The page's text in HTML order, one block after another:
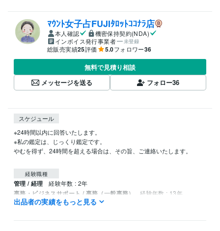
ﾏｳﾝﾄ女子占FUJIﾀﾛｯﾄｺｺﾅﾗ店
本人確認
機密保持契約(NDA)
インボイス発行事業者
未登録
総販売実績25評価 5.0フォロワー36
無料で見積り相談
メッセージを送る
フォロー36
スケジュール
※24時間以内に回答いたします。
※私の鑑定は、じっくり鑑定です。
やむを得ず、24時間を超える場合は、その旨、ご連絡いたします。
経験職種
管理 / 経理 経験年数 : 2年
事務・ビジネスサポート / 事務（一般事務） 経験年数 : 13年
ライフスタイル・その他 / 占い師
ライフスタイル・その他 / その他
経験年数 : 4年
出品者の実績をもっと見る